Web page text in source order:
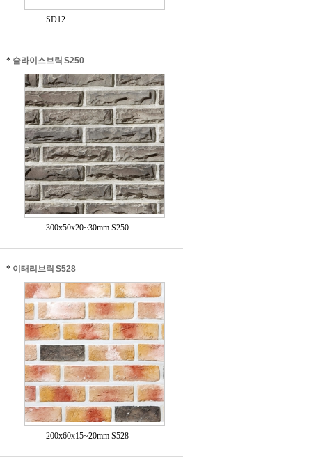
SD12
* 슬라이스브릭 S250
300x50x20~30mm S250
* 이태리브릭 S528
200x60x15~20mm S528